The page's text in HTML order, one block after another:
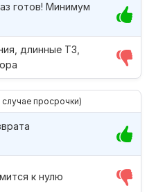
длинные ТЗ,
готов! Минимум
случае просрочки)
к нулю